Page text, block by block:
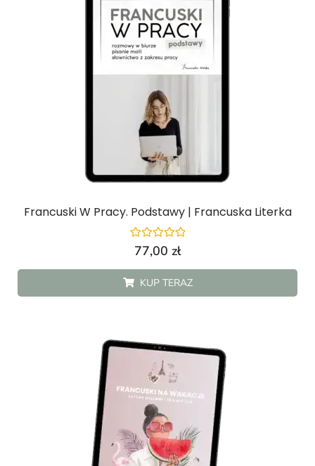
Francuski W Pracy. Podstawy | Francuska Literka
Oceniono
77,00 zł
KUP TERAZ